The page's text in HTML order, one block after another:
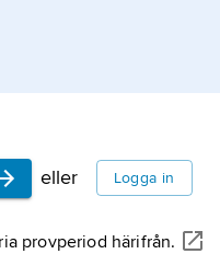
eller Logga in
provperiod härifrån.